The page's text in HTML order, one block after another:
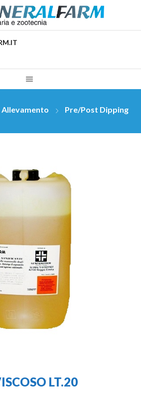
Allevamento Pre/post Dipping
LT.20